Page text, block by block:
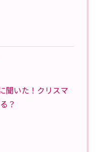
聞いた！クリスマ
？